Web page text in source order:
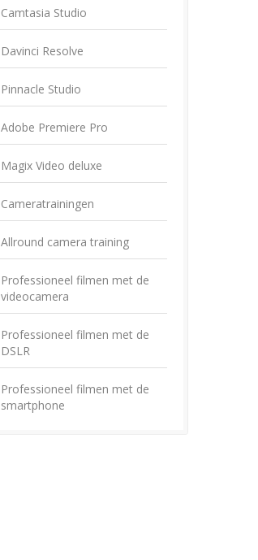
Camtasia Studio
Davinci Resolve
Pinnacle Studio
Adobe Premiere Pro
Magix Video deluxe
Cameratrainingen
Allround camera training
Professioneel filmen met de
videocamera
Professioneel filmen met de
DSLR
Professioneel filmen met de
smartphone